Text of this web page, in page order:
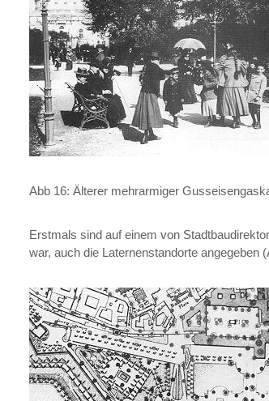
Abb 16: Älterer mehrarmiger
Erstmals sind auf einem von
war, auch die Laternenstandorte angegeben